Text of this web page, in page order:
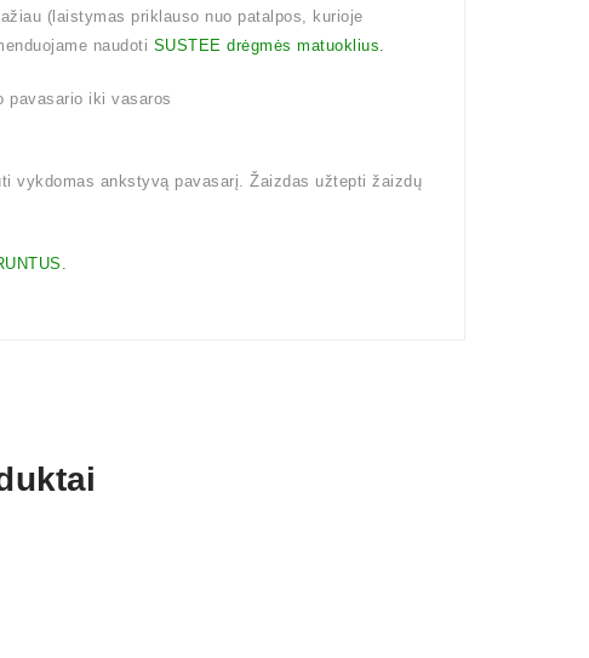
(laistymas priklauso nuo patalpos, kurioje
naudoti SUSTEE drėgmės matuoklius.
pavasario iki vasaros
vykdomas ankstyvą pavasarį. Žaizdas užtepti žaizdų